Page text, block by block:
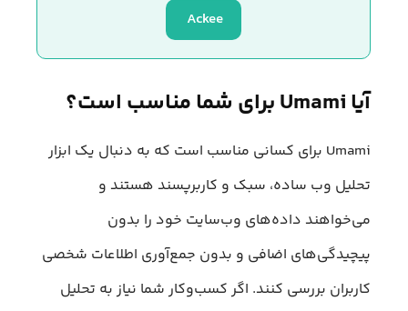
Ackee
آیا Umami برای شما مناسب است؟
Umami برای کسانی مناسب است که به دنبال یک ابزار
تحلیل وب ساده، سبک و کاربرپسند هستند و
می‌‌خواهند داده‌های وب‌سایت خود را بدون
پیچیدگی‌های اضافی و بدون جمع‌آوری اطلاعات شخصی
کاربران بررسی کنند. اگر کسب‌وکار شما نیاز به تحلیل